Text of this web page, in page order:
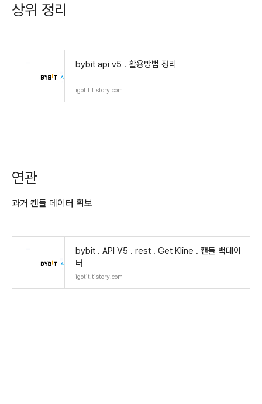
상위 정리
bybit api v5 . 활용방법 정리
igotit.tistory.com
연관
과거 캔들 데이터 확보
bybit . API V5 . rest . Get Kline . 캔들 백데이
터
igotit.tistory.com